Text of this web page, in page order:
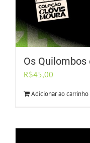
Os Quilombos
R$45,00
Adicionar ao carrinho